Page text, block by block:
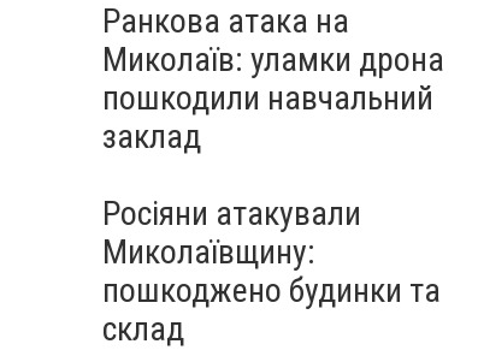
Ранкова атака на
Миколаїв: уламки дрона
пошкодили навчальний
заклад
Росіяни атакували
Миколаївщину:
пошкоджено будинки та
склад